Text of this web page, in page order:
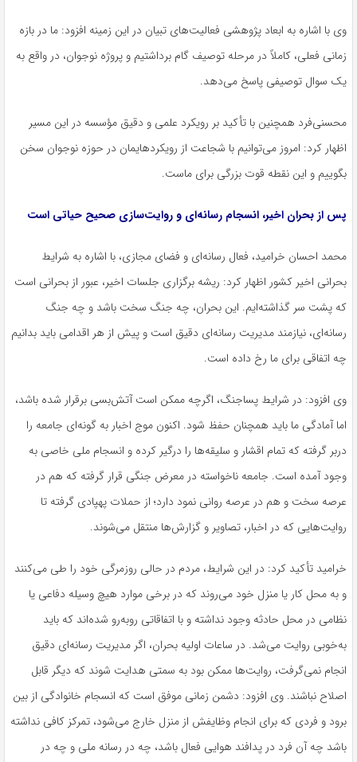
وی با اشاره به ابعاد پژوهشی فعالیت‌های تبیان در این زمینه افزود: ما در بازه
زمانی فعلی، کاملاً در مرحله توصیف گام برداشتیم و پروژه نوجوان، در واقع به
یک سوال توصیفی پاسخ می‌دهد.
محسنی‌فرد همچنین با تأکید بر رویکرد علمی و دقیق مؤسسه در این مسیر
اظهار کرد: امروز می‌توانیم با شجاعت از رویکردهایمان در حوزه نوجوان سخن
بگوییم و این نقطه قوت بزرگی برای ماست.
پس از بحران اخیر، انسجام رسانه‌ای و روایت‌سازی صحیح حیاتی است
محمد احسان خرامید، فعال رسانه‌ای و فضای مجازی، با اشاره به شرایط
بحرانی اخیر کشور اظهار کرد: ریشه برگزاری جلسات اخیر، عبور از بحرانی است
که پشت سر گذاشته‌ایم. این بحران، چه جنگ سخت باشد و چه جنگ
رسانه‌ای، نیازمند مدیریت رسانه‌ای دقیق است و پیش از هر اقدامی باید بدانیم
چه اتفاقی برای ما رخ داده است.
وی افزود: در شرایط پساجنگ، اگرچه ممکن است آتش‌بسی برقرار شده باشد،
اما آمادگی ما باید همچنان حفظ شود. اکنون موج اخبار به گونه‌ای جامعه را
دربر گرفته که تمام اقشار و سلیقه‌ها را درگیر کرده و انسجام ملی خاصی به
وجود آمده است. جامعه ناخواسته در معرض جنگی قرار گرفته که هم در
عرصه سخت و هم در عرصه روانی نمود دارد؛ از حملات پهپادی گرفته تا
روایت‌هایی که در اخبار، تصاویر و گزارش‌ها منتقل می‌شوند.
خرامید تأکید کرد: در این شرایط، مردم در حالی روزمرگی خود را طی می‌کنند
و به محل کار یا منزل خود می‌روند که در برخی موارد هیچ وسیله دفاعی یا
نظامی در محل حادثه وجود نداشته و با اتفاقاتی روبه‌رو شده‌اند که باید
به‌خوبی روایت می‌شد. در ساعات اولیه بحران، اگر مدیریت رسانه‌ای دقیق
انجام نمی‌گرفت، روایت‌ها ممکن بود به سمتی هدایت شوند که دیگر قابل
اصلاح نباشند. وی افزود: دشمن زمانی موفق است که انسجام خانوادگی از بین
برود و فردی که برای انجام وظایفش از منزل خارج می‌شود، تمرکز کافی نداشته
باشد چه آن فرد در پدافند هوایی فعال باشد، چه در رسانه ملی و چه در